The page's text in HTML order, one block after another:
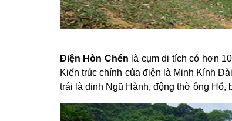
Điện Hòn Chén là cụm di tích có hơn
Kiến trúc chính của điện là Minh Kính
trái là dinh Ngũ Hành, động thờ ông Hổ,